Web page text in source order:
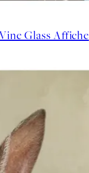
Glass Affiche